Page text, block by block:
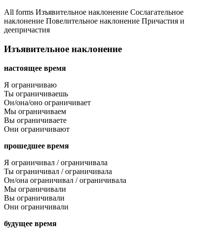
All forms Изъявительное наклонение Сослагательное
наклонение Повелительное наклонение Причастия и
деепричастия
Изъявительное наклонение
настоящее время
Я ограничиваю
Ты ограничиваешь
Он/она/оно ограничивает
Мы ограничиваем
Вы ограничиваете
Они ограничивают
прошедшее время
Я ограничивал / ограничивала
Ты ограничивал / ограничивала
Он/она ограничивал / ограничивала
Мы ограничивали
Вы ограничивали
Они ограничивали
будущее время